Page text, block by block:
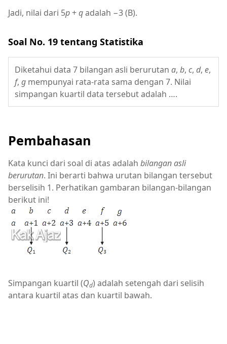
Jadi, nilai dari 5p+qadalah −3 (B).
Soal No. 19 tentang Statistika
Diketahui data 7 bilangan asli berurutan a, b, c, d, e,
f, g mempunyai rata-rata sama dengan 7. Nilai
simpangan kuartil data tersebut adalah ….
Pembahasan
Kata kunci dari soal di atas adalah bilangan asli
berurutan. Ini berarti bahwa urutan bilangan tersebut
berselisih 1. Perhatikan gambaran bilangan-bilangan
berikut ini!
Simpangan kuartil (Qd) adalah setengah dari selisih
antara kuartil atas dan kuartil bawah.